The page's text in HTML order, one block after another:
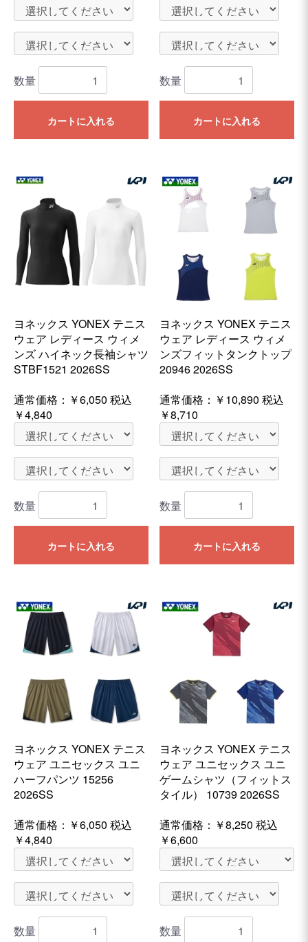
数量
カートに入れる
数量
カートに入れる
ヨネックス YONEX テニス
ウェア レディース ウィメ
ンズ ハイネック長袖シャツ
STBF1521 2026SS
通常価格： ￥6,050 税込
￥4,840
数量
カートに入れる
ヨネックス YONEX テニス
ウェア レディース ウィメ
ンズフィットタンクトップ
20946 2026SS
通常価格： ￥10,890 税込
￥8,710
数量
カートに入れる
ヨネックス YONEX テニス
ウェア ユニセックス ユニ
ハーフパンツ 15256
2026SS
通常価格： ￥6,050 税込
￥4,840
数量
ヨネックス YONEX テニス
ウェア ユニセックス ユニ
ゲームシャツ（フィットス
タイル） 10739 2026SS
通常価格： ￥8,250 税込
￥6,600
数量